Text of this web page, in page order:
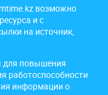
возможно
и с
на источник,
для повышения
работоспособности
информации о